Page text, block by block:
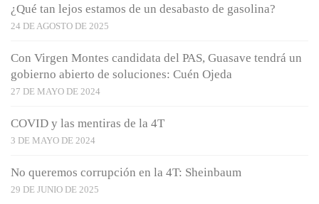
¿Qué tan lejos estamos de un desabasto de gasolina?
24 DE AGOSTO DE 2025
Con Virgen Montes candidata del PAS, Guasave tendrá un
gobierno abierto de soluciones: Cuén Ojeda
27 DE MAYO DE 2024
COVID y las mentiras de la 4T
3 DE MAYO DE 2024
No queremos corrupción en la 4T: Sheinbaum
29 DE JUNIO DE 2025